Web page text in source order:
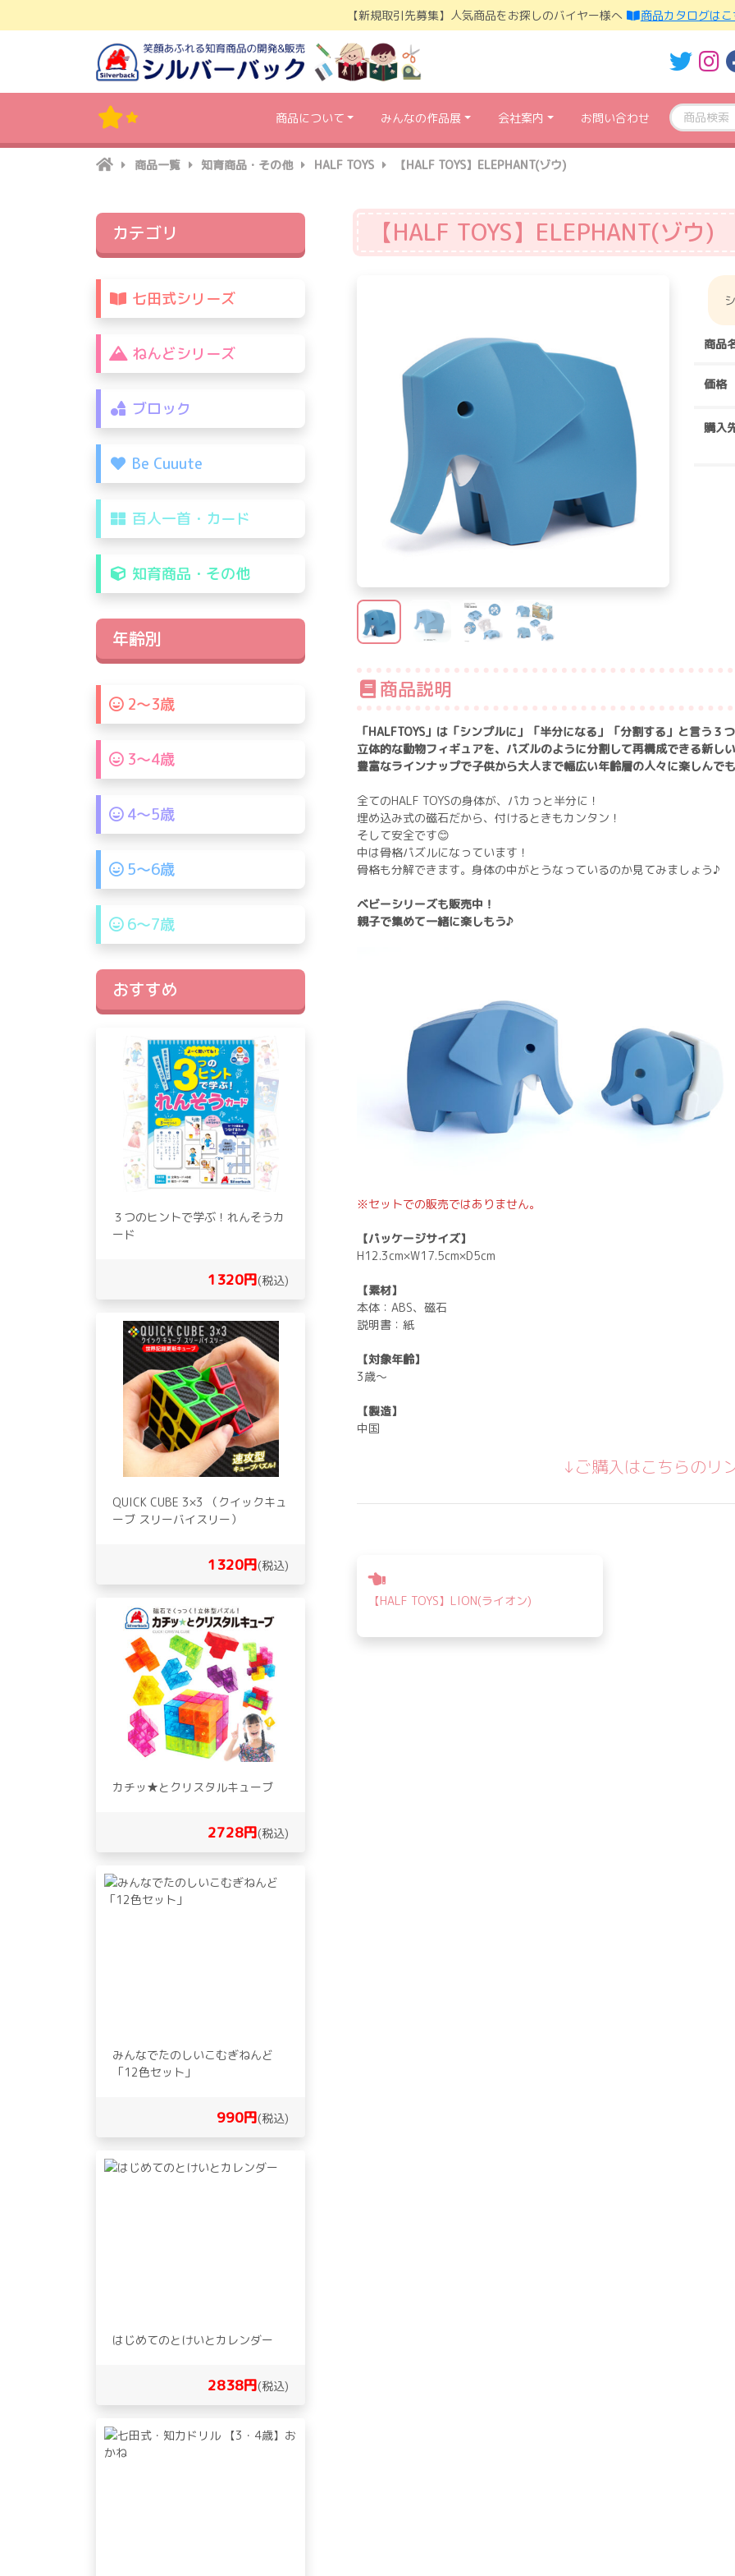
【新規取引先募集】人気商品をお探しのバイヤー様へ 商品カタログはこ
商品について みんなの作品展 会社案内 お問い合わせ
商品一覧 知育商品・その他 HALF TOYS 【HALF TOYS】ELEPHANT(ゾウ)
【HALF TOYS】ELEPHANT(ゾウ)
商品
価格
購入
商品説明
「HALFTOYS」は「シンプルに」「半分になる」「分割する」と言う３
立体的な動物フィギュアを、パズルのように分割して再構成できる新し
豊富なラインナップで子供から大人まで幅広い年齢層の人々に楽しんで
全てのHALF TOYSの身体が、パカっと半分に！
埋め込み式の磁石だから、付けるときもカンタン！
そして安全です😊
中は骨格パズルになっています！
骨格も分解できます。身体の中がとうなっているのか見てみましょう♪
ベビーシリーズも販売中！
親子で集めて一緒に楽しもう♪
※セットでの販売ではありません。
【パッケージサイズ】
H12.3cm×W17.5cm×D5cm
【素材】
本体：ABS、磁石
説明書：紙
【対象年齢】
3歳〜
【製造】
中国
↓ご購入はこちらのリ
稿
ビ
【HALF TOYS】LION(ライオン)
カテゴリ
七田式シリーズ
ねんどシリーズ
ブロック
Be Cuuute
百人一首・カード
知育商品・その他
年齢別
2〜3歳
3〜4歳
4〜5歳
5〜6歳
6〜7歳
おすすめ
３つのヒントで学ぶ！れんそうカ
ード
1320円(税込)
QUICK CUBE 3×3 （クイックキュ
ーブ スリーバイスリー）
1320円(税込)
カチッ★とクリスタルキューブ
2728円(税込)
みんなでたのしいこむぎねんど
「12色セット」
990円(税込)
はじめてのとけいとカレンダー
2838円(税込)